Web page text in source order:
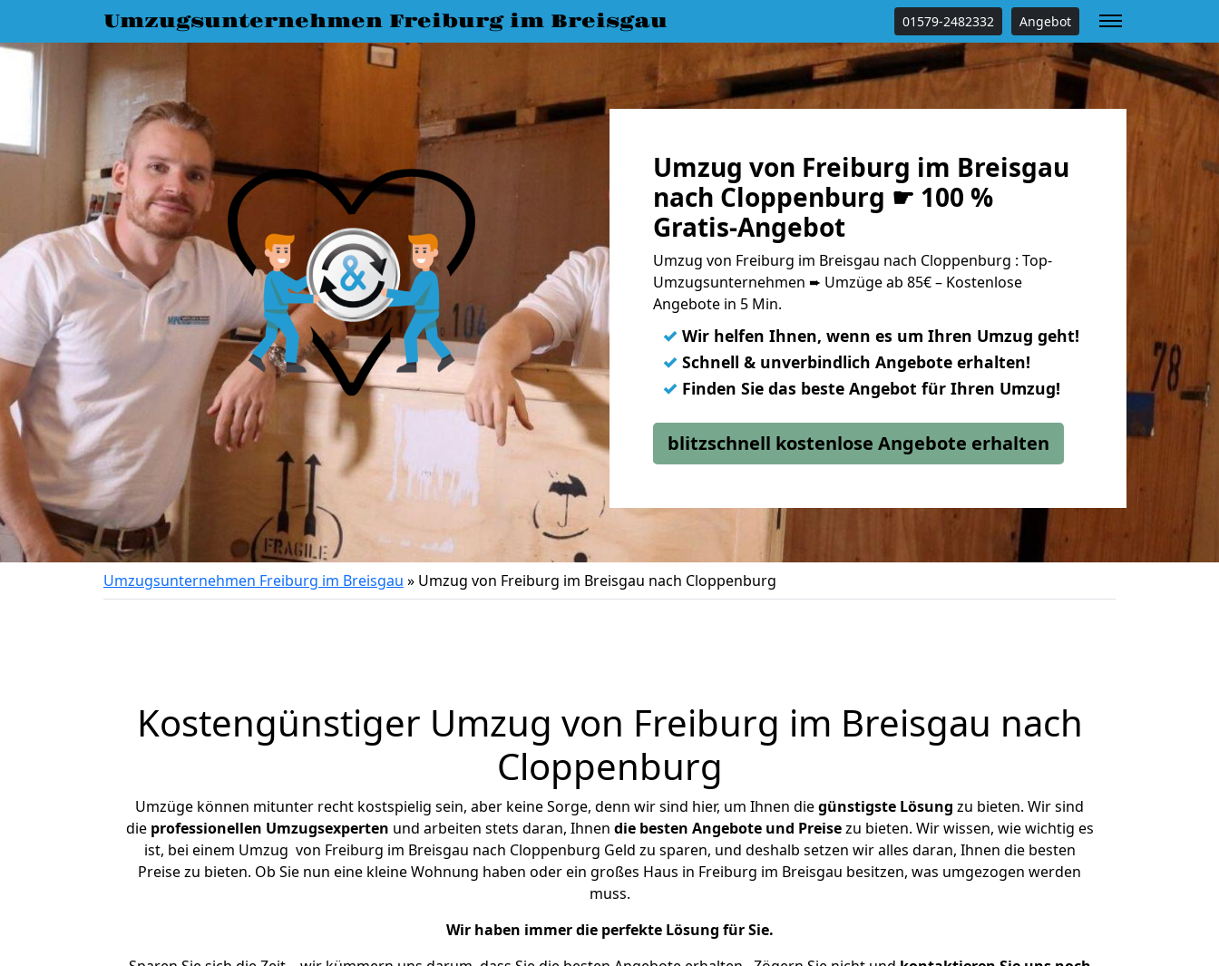
Umzugsunternehmen Freiburg im Breisgau 01579-2482332 Angebot
Umzug von Freiburg im Breisgau
nach Cloppenburg ☛ 100 %
Gratis-Angebot
Umzug von Freiburg im Breisgau nach Cloppenburg : Top-
Umzugsunternehmen ➨ Umzüge ab 85€ – Kostenlose
Angebote in 5 Min.
✓ Wir helfen Ihnen, wenn es um Ihren Umzug geht!
✓ Schnell & unverbindlich Angebote erhalten!
✓ Finden Sie das beste Angebot für Ihren Umzug!
blitzschnell kostenlose Angebote erhalten
Umzugsunternehmen Freiburg im Breisgau » Umzug von Freiburg im Breisgau nach Cloppenburg
Kostengünstiger Umzug von Freiburg im Breisgau nach
Cloppenburg
Umzüge können mitunter recht kostspielig sein, aber keine Sorge, denn wir sind hier, um Ihnen diegünstigste Lösung zu bieten. Wir sind
die professionellen Umzugsexperten und arbeiten stets daran, Ihnen die besten Angebote und Preisezu bieten. Wir wissen, wie wichtig es
ist, bei einem Umzug von Freiburg im Breisgau nach Cloppenburg Geld zu sparen, und deshalb setzen wir alles daran, Ihnen die besten
Preise zu bieten. Ob Sie nun eine kleine Wohnung haben oder ein großes Haus in Freiburg im Breisgau besitzen, was umgezogen werden
muss.
Wir haben immer die perfekte Lösung für Sie.